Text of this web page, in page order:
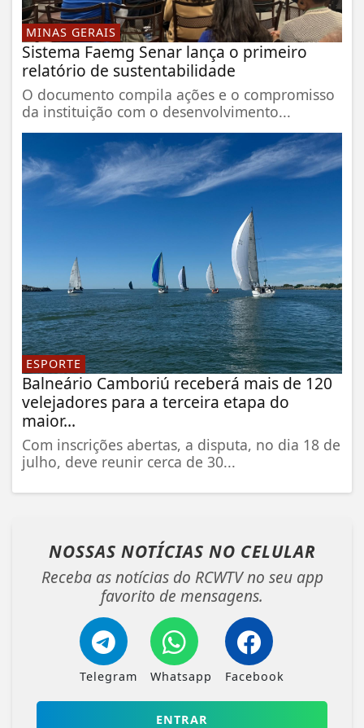
MINAS GERAIS
Sistema Faemg Senar lança o primeiro
relatório de sustentabilidade
O documento compila ações e o compromisso
da instituição com o desenvolvimento...
ESPORTE
Balneário Camboriú receberá mais de 120
velejadores para a terceira etapa do
maior...
Com inscrições abertas, a disputa, no dia 18 de
julho, deve reunir cerca de 30...
NOSSAS NOTÍCIAS NO CELULAR
Receba as notícias do RCWTV no seu app
favorito de mensagens.
Telegram Whatsapp Facebook
ENTRAR